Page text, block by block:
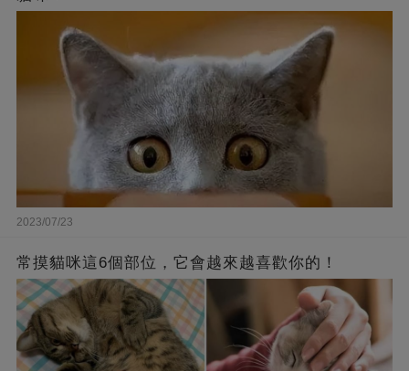
2023/07/23
常摸貓咪這6個部位，它會越來越喜歡你的！